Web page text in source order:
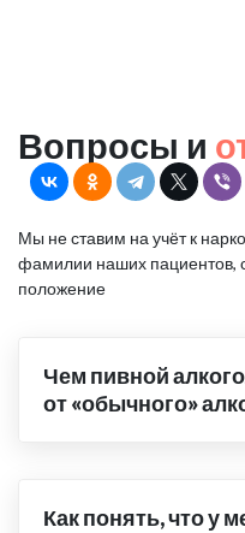
Вопросы и
Мы не ставим на учёт к
фамилии наших пациентов,
положение
Чем пивной
от «обычного»
Как понять, что у